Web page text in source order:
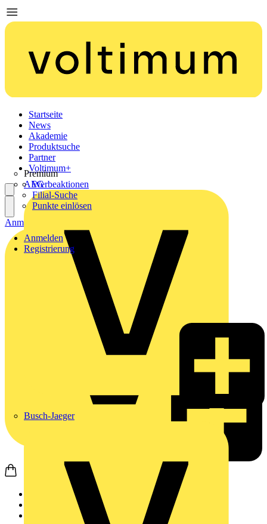
Startseite
News
Akademie
Produktsuche
Partner
Premium
AEG
Busch-Jaeger
Voltimum+
Werbeaktionen
Filial-Suche
Punkte einlösen
Anmelden
Registrierung
Anmelden